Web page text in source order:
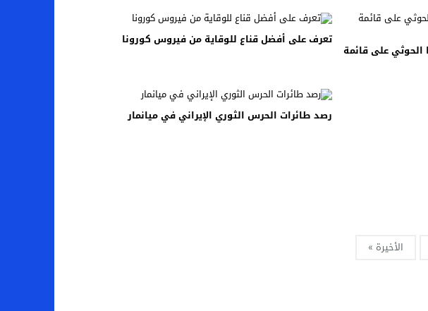
على قائمة
تعرف على أفضل قناع للوقاية من فيروس كورونا
رصد طائرات الحرس الثوري الإيراني في ميانمار
الأخيرة »